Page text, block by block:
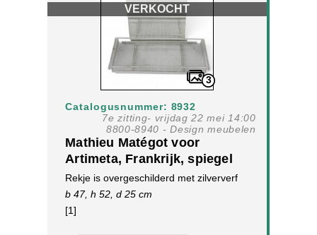
VERKOCHT
3
Catalogusnummer: 8932
7e zitting- vrijdag 22 mei 14:00
8800-8940 - Design meubelen
Mathieu Matégot voor
Artimeta, Frankrijk, spiegel
met rekje, Frankrijk, ca. 1955.
Rekje is overgeschilderd met zilververf
b 47, h 52, d 25 cm
[1]